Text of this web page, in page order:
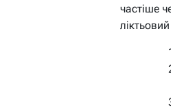
частіше